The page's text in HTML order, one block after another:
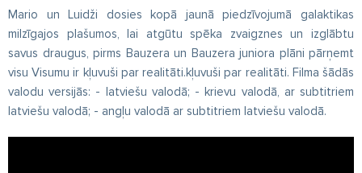
Mario un Luidži dosies kopā jaunā piedzīvojumā galaktikas
milzīgajos plašumos, lai atgūtu spēka zvaigznes un izglābtu
savus draugus, pirms Bauzera un Bauzera juniora plāni pārņemt
visu Visumu ir kļuvuši par realitāti.kļuvuši par realitāti. Filma šādās
valodu versijās: - latviešu valodā; - krievu valodā, ar subtitriem
latviešu valodā; - angļu valodā ar subtitriem latviešu valodā.